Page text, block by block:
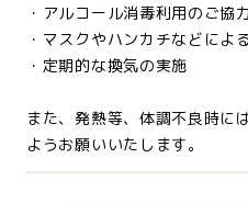
・アルコール消毒利用のご協力
・マスクやハンカチなどによ
・定期的な換気の実施
また、発熱等、体調不良時に
ようお願いいたします。